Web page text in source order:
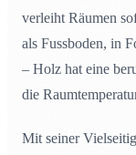
verleiht Räumen
als Fussboden, in
– Holz hat eine
die
Mit seiner